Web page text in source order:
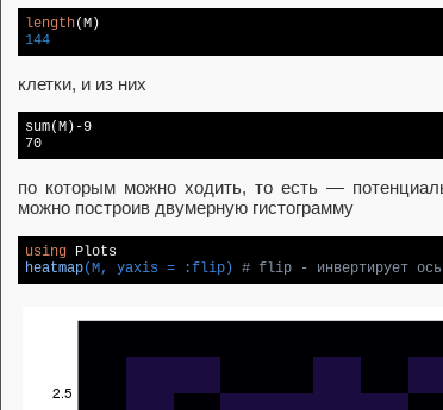
length
144
клетки, и из них
sum(M)-9
70
по которым можно ходить, то есть —
можно построив двумерную гистограмму
using
heatmap(M, yaxis = :flip) # flip - инвертирует ось